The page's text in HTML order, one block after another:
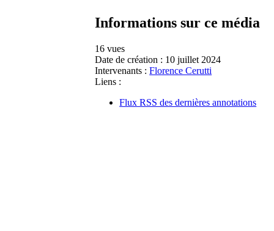
Informations sur ce média
16 vues
Date de création : 10 juillet 2024
Intervenants : Florence Cerutti
Liens :
Flux RSS des dernières annotations